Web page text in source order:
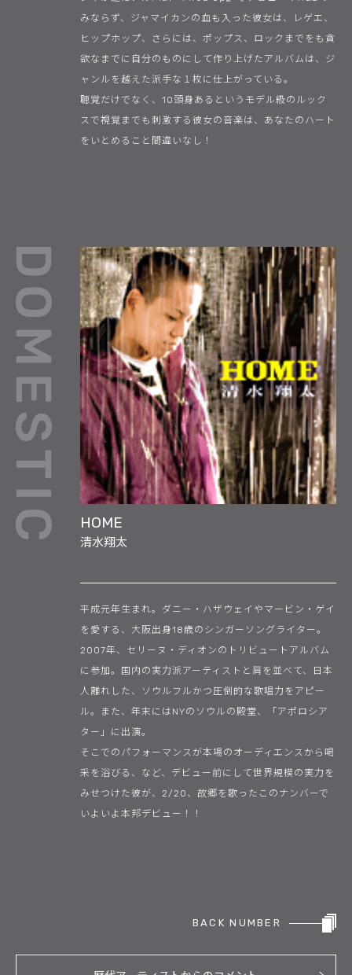
みならず、ジャマイカンの血も入った彼女は、レゲエ、
ヒップホップ、さらには、ポップス、ロックまでをも貪
欲なまでに自分のものにして作り上げたアルバムは、ジ
ャンルを越えた派手な１枚に仕上がっている。
聴覚だけでなく、10頭身あるというモデル級のルック
スで視覚までも刺激する彼女の音楽は、あなたのハート
をいとめること間違いなし！
HOME
清水翔太
平成元年生まれ。ダニー・ハザウェイやマービン・ゲイ
を愛する、大阪出身18歳のシンガーソングライター。
2007年、セリーヌ・ディオンのトリビュートアルバム
に参加。国内の実力派アーティストと肩を並べて、日本
人離れした、ソウルフルかつ圧倒的な歌唱力をアピー
ル。また、年末にはNYのソウルの殿堂、「アポロシア
ター」に出演。
そこでのパフォーマンスが本場のオーディエンスから喝
采を浴びる、など、デビュー前にして世界規模の実力を
みせつけた彼が、2/20、故郷を歌ったこのナンバーで
いよいよ本邦デビュー！！
BACK NUMBER